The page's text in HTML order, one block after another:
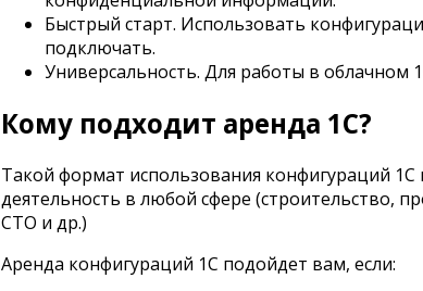
Быстрый старт. Использовать
подключать.
Универсальность. Для работы в
Кому подходит аренда 1С?
Такой формат использования конфигураций
деятельность в любой сфере (строительство,
СТО и др.)
Аренда конфигураций 1С подойдет вам, если: